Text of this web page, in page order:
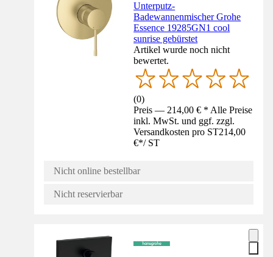
Unterputz-
Badewannenmischer Grohe
Essence 19285GN1 cool
sunrise gebürstet
Artikel wurde noch nicht
bewertet.
(0)
Preis — 214,00 € * Alle Preise
inkl. MwSt. und ggf. zzgl.
Versandkosten pro ST214,00
€*/ ST
Nicht online bestellbar
Nicht reservierbar